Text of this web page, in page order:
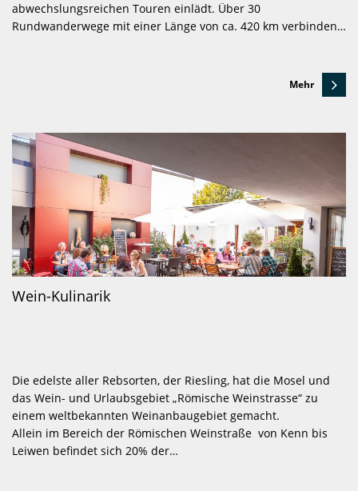
abwechslungsreichen Touren einlädt. Über 30
Rundwanderwege mit einer Länge von ca. 420 km verbinden…
Mehr
Wein-Kulinarik
Die edelste aller Rebsorten, der Riesling, hat die Mosel und
das Wein- und Urlaubsgebiet „Römische Weinstrasse“ zu
einem weltbekannten Weinanbaugebiet gemacht.
Allein im Bereich der Römischen Weinstraße von Kenn bis
Leiwen befindet sich 20% der…